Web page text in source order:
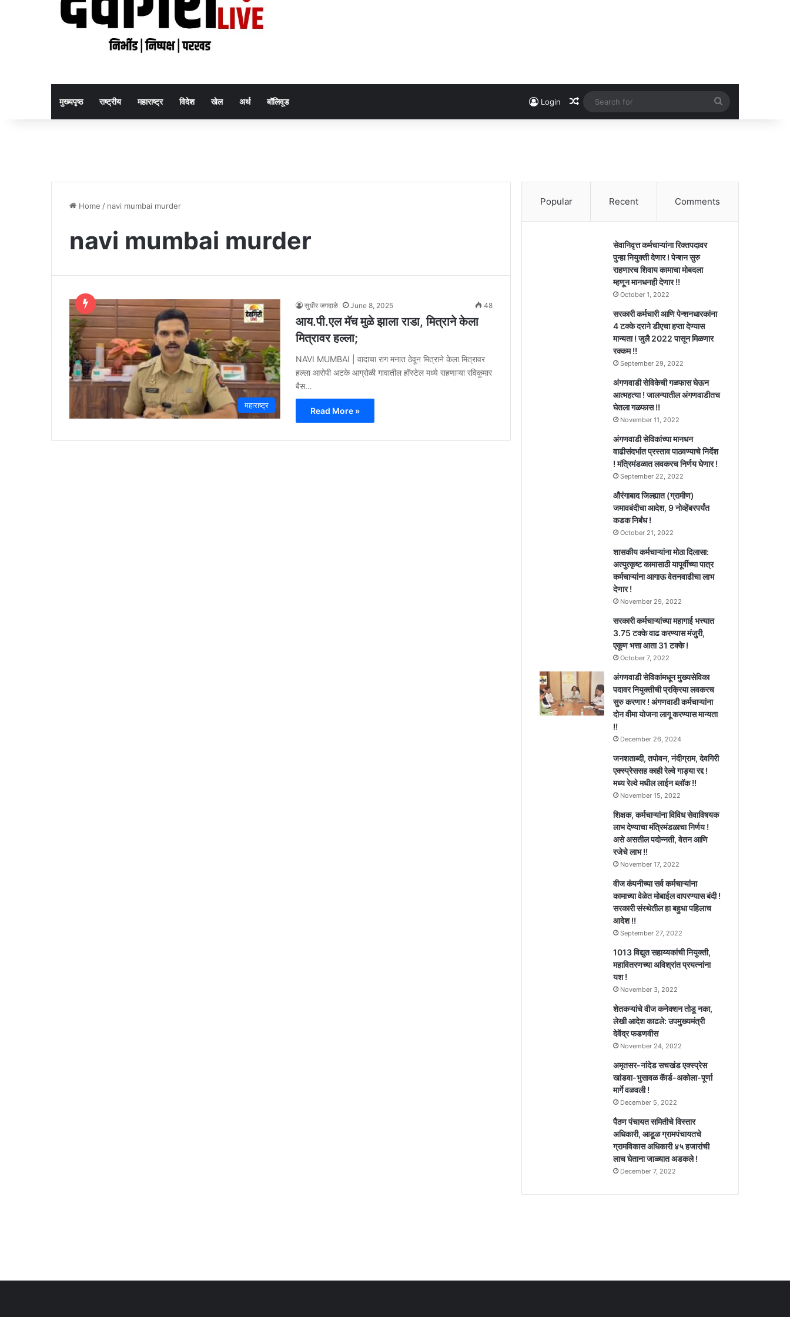
मुख्यपृष्ठ राष्ट्रीय महाराष्ट्र विदेश खेल अर्थ बॉलिवूड Login Random Article
for
Home / navi mumbai murder
navi mumbai murder
महाराष्ट्र
सुधीर जगदाळे June 8, 2025 48
आय.पी.एल मॅच मुळे झाला राडा, मित्राने केला
मित्रावर हल्ला;
NAVI MUMBAI | वादाचा राग मनात ठेवून मित्राने केला मित्रावर
हल्ला आरोपी अटके आग्रोळी गावातील हॉस्टेल मध्ये राहणाऱ्या रविकुमार
बैस…
Read More »
Popular Recent Comments
सेवानिवृत्त कर्मचाऱ्यांना रिक्तपदावर
पुन्हा नियुक्ती देणार ! पेन्शन सुरु
राहणारच शिवाय कामाचा मोबदला
म्हणून मानधनही देणार !!
October 1, 2022
सरकारी कर्मचारी आणि पेन्शनधारकांना
4 टक्के दराने डीएचा हप्ता देण्यास
मान्यता ! जुलै 2022 पासून मिळणार
रक्कम !!
September 29, 2022
अंगणवाडी सेविकेची गळफास घेऊन
आत्महत्या ! जालन्यातील अंगणवाडीतच
घेतला गळफास !!
November 11, 2022
अंगणवाडी सेविकांच्या मानधन
वाढीसंदर्भात प्रस्ताव पाठवण्याचे निर्देश
! मंत्रिमंडळात लवकरच निर्णय घेणार !
September 22, 2022
औरंगाबाद जिल्ह्यात (ग्रामीण)
जमावबंदीचा आदेश, 9 नोव्हेंबरपर्यंत
कडक निर्बंध !
October 21, 2022
शासकीय कर्मचाऱ्यांना मोठा दिलासा:
अत्युत्कृष्ट कामासाठी यापूर्वीच्या पात्र
कर्मचाऱ्यांना आगाऊ वेतनवाढीचा लाभ
देणार !
November 29, 2022
सरकारी कर्मचाऱ्यांच्या महागाई भत्त्यात
3.75 टक्के वाढ करण्यास मंजुरी,
एकूण भत्ता आता 31 टक्के !
October 7, 2022
अंगणवाडी सेविकांमधून मुख्यसेविका
पदावर नियुक्तीची प्रक्रिया लवकरच
सुरु करणार ! अंगणवाडी कर्मचाऱ्यांना
दोन वीमा योजना लागू करण्यास मान्यता
!!
December 26, 2024
जनशताब्दी, तपोवन, नंदीग्राम, देवगिरी
एक्स्प्रेससह काही रेल्वे गाड्या रद्द !
मध्य रेल्वे मधील लाईन ब्लॉक !!
November 15, 2022
शिक्षक, कर्मचाऱ्यांना विविध सेवाविषयक
लाभ देण्याचा मंत्रिमंडळाचा निर्णय !
असे असतील पदोन्नती, वेतन आणि
रजेचे लाभ !!
November 17, 2022
वीज कंपनीच्या सर्व कर्मचाऱ्यांना
कामाच्या वेळेत मोबाईल वापरण्यास बंदी !
सरकारी संस्थेतील हा बहुधा पहिलाच
आदेश !!
September 27, 2022
1013 विद्युत सहाय्यकांची नियुक्ती,
महावितरणच्या अविश्रांत प्रयत्नांना
यश !
November 3, 2022
शेतकऱ्यांचे वीज कनेक्शन तोडू नका,
लेखी आदेश काढले: उपमुख्यमंत्री
देवेंद्र फडणवीस
November 24, 2022
अमृतसर-नांदेड सचखंड एक्स्प्रेस
खांडवा-भुसावळ कॅार्ड-अकोला-पूर्णा
मार्गे वळवली !
December 5, 2022
पैठण पंचायत समितीचे विस्तार
अधिकारी, आडूळ ग्रामपंचायतचे
ग्रामविकास अधिकारी ४५ हजारांची
लाच घेताना जाळ्यात अडकले !
December 7, 2022